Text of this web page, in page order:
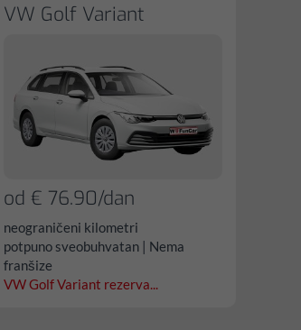
VW Golf Variant
od € 76.90/dan
neograničeni kilometri
potpuno sveobuhvatan | Nema
franšize
VW Golf Variant rezerva...